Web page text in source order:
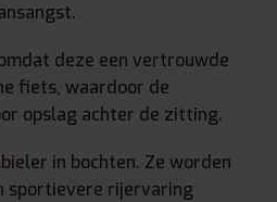
deze een vertrouwde
fiets, waardoor de
opslag achter de zitting.
in bochten. Ze worden
sportievere rijervaring